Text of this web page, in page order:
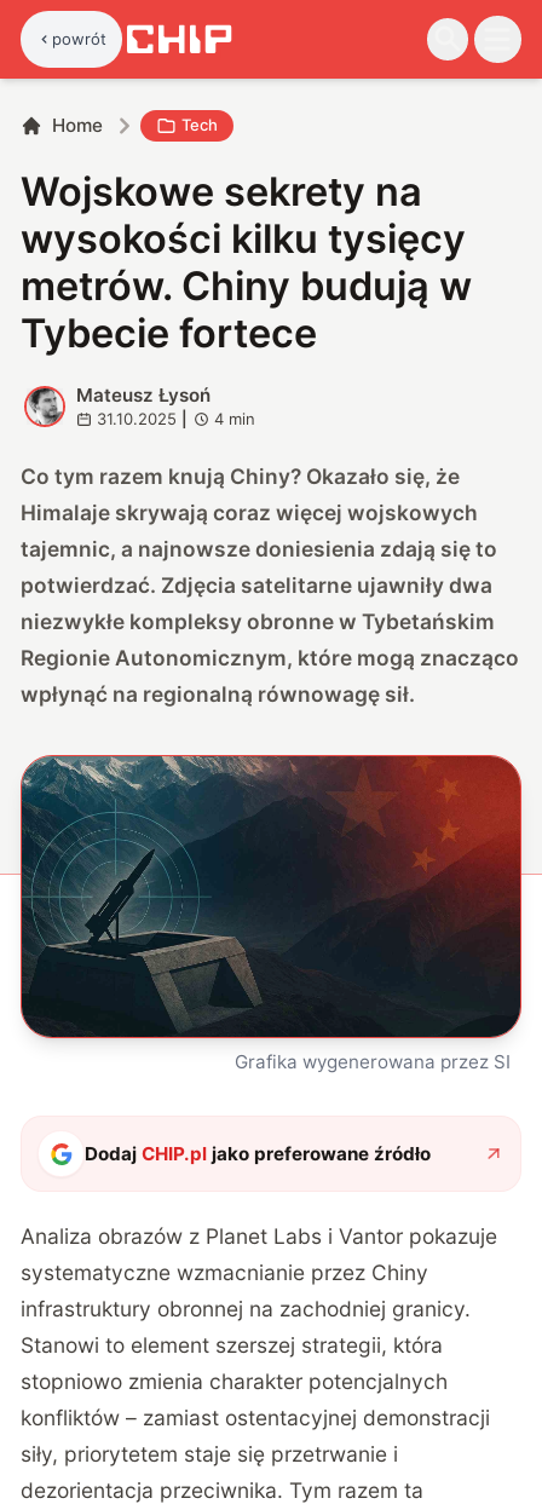
powrót
Home Tech
Wojskowe sekrety na
wysokości kilku tysięcy
metrów. Chiny budują w
Tybecie fortece
M
Mateusz Łysoń
31.10.2025 4 min
Co tym razem knują Chiny? Okazało się, że
Himalaje skrywają coraz więcej wojskowych
tajemnic, a najnowsze doniesienia zdają się to
potwierdzać. Zdjęcia satelitarne ujawniły dwa
niezwykłe kompleksy obronne w Tybetańskim
Regionie Autonomicznym, które mogą znacząco
wpłynąć na regionalną równowagę sił.
Grafika wygenerowana przez SI
DodajCHIP.pl jako preferowane źródło
Analiza obrazów z Planet Labs i Vantor pokazuje
systematyczne wzmacnianie przez Chiny
infrastruktury obronnej na zachodniej granicy.
Stanowi to element szerszej strategii, która
stopniowo zmienia charakter potencjalnych
konfliktów – zamiast ostentacyjnej demonstracji
siły, priorytetem staje się przetrwanie i
dezorientacja przeciwnika. Tym razem ta